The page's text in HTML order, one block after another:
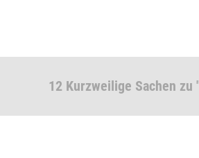
12 Kurzweilige Sachen zu